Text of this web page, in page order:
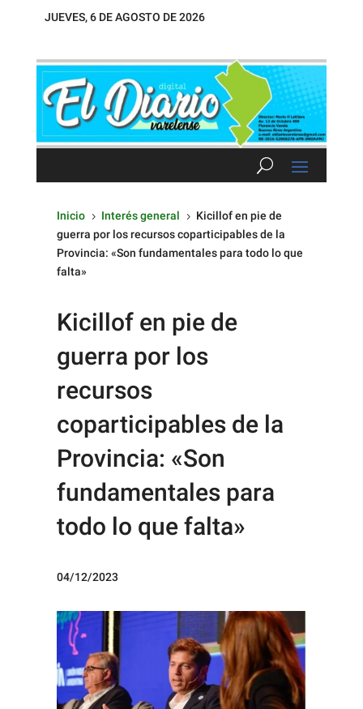
JUEVES, 6 DE AGOSTO DE 2026
Inicio 5 Interés general 5 Kicillof en pie de
guerra por los recursos coparticipables de la
Provincia: «Son fundamentales para todo lo que
falta»
Kicillof en pie de
guerra por los
recursos
coparticipables de la
Provincia: «Son
fundamentales para
todo lo que falta»
04/12/2023